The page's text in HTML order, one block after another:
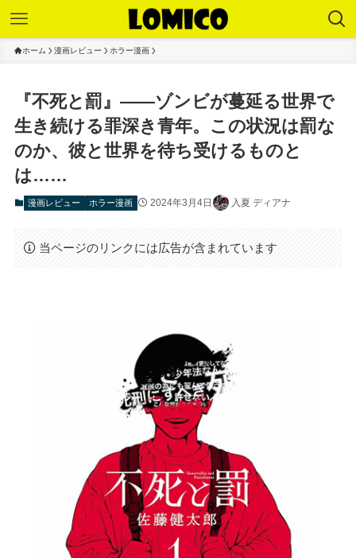
ホーム 漫画レビュー ホラー漫画
『不死と罰』――ゾンビが蔓延る世界で
生き続ける罪深き青年。この状況は罰な
のか、彼と世界を待ち受けるものと
は……
漫画レビュー ホラー漫画 2024年3月4日 入夏 ディアナ
当ページのリンクには広告が含まれています